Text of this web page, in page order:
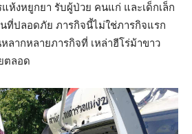
ห้งหยูกยา รับผู้ป่วย คนแก่ และเด็กเล็ก
ที่ปลอดภัย ภารกิจนี้ไม่ใช่ภารกิจแรก
ลากหลายภารกิจที่ เหล่าฮีโร่ม้าขาว
ตลอด